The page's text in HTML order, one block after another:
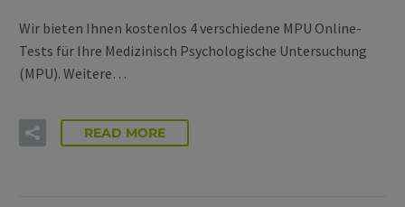
Wir bieten Ihnen kostenlos 4 verschiedene MPU Online-
Tests für Ihre Medizinisch Psychologische Untersuchung
(MPU). Weitere…
READ MORE